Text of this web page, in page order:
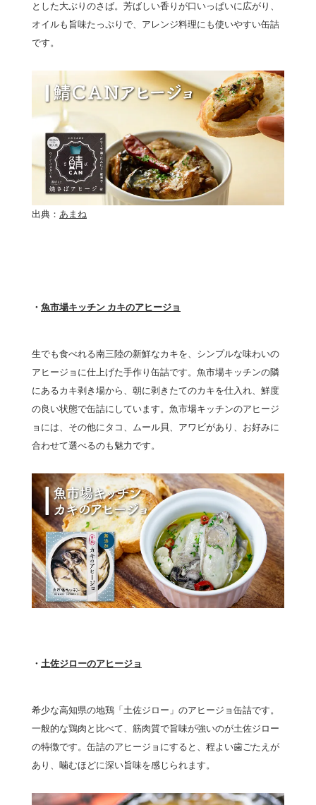
とした大ぶりのさば。芳ばしい香りが口いっぱいに広がり、
オイルも旨味たっぷりで、アレンジ料理にも使いやすい缶詰
です。
出典： あまね
・ 魚市場キッチン カキのアヒージョ
生でも食べれる南三陸の新鮮なカキを、シンプルな味わいの
アヒージョに仕上げた手作り缶詰です。魚市場キッチンの隣
にあるカキ剥き場から、朝に剥きたてのカキを仕入れ、鮮度
の良い状態で缶詰にしています。魚市場キッチンのアヒージ
ョには、その他にタコ、ムール貝、アワビがあり、お好みに
合わせて選べるのも魅力です。
・ 土佐ジローのアヒージョ
希少な高知県の地鶏「土佐ジロー」のアヒージョ缶詰です。
一般的な鶏肉と比べて、筋肉質で旨味が強いのが土佐ジロー
の特徴です。缶詰のアヒージョにすると、程よい歯ごたえが
あり、噛むほどに深い旨味を感じられます。